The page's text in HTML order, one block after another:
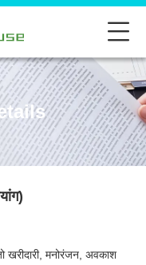
खरीदारी, मनोरंजन, अवकाश